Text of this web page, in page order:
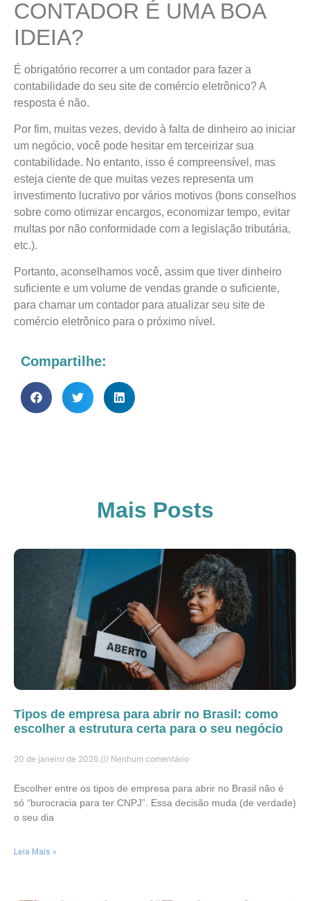
CONTADOR É UMA BOA
IDEIA?
É obrigatório recorrer a um contador para fazer a
contabilidade do seu site de comércio eletrônico? A
resposta é não.
Por fim, muitas vezes, devido à falta de dinheiro ao iniciar
um negócio, você pode hesitar em terceirizar sua
contabilidade. No entanto, isso é compreensível, mas
esteja ciente de que muitas vezes representa um
investimento lucrativo por vários motivos (bons conselhos
sobre como otimizar encargos, economizar tempo, evitar
multas por não conformidade com a legislação tributária,
etc.).
Portanto, aconselhamos você, assim que tiver dinheiro
suficiente e um volume de vendas grande o suficiente,
para chamar um contador para atualizar seu site de
comércio eletrônico para o próximo nível.
Compartilhe:
Mais Posts
Tipos de empresa para abrir no Brasil: como
escolher a estrutura certa para o seu negócio
20 de janeiro de 2026 Nenhum comentário
Escolher entre os tipos de empresa para abrir no Brasil não é
só “burocracia para ter CNPJ”. Essa decisão muda (de verdade)
o seu dia
Leia Mais »